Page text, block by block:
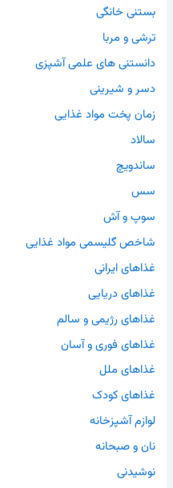
بستنی خانگی
ترشی و مربا
دانستنی های علمی آشپزی
دسر و شیرینی
زمان پخت مواد غذایی
سالاد
ساندویچ
سس
سوپ و آش
شاخص گلیسمی مواد غذایی
غذاهای ایرانی
غذاهای دریایی
غذاهای رژیمی و سالم
غذاهای فوری و آسان
غذاهای ملل
غذاهای کودک
لوازم آشپزخانه
نان و صبحانه
نوشیدنی